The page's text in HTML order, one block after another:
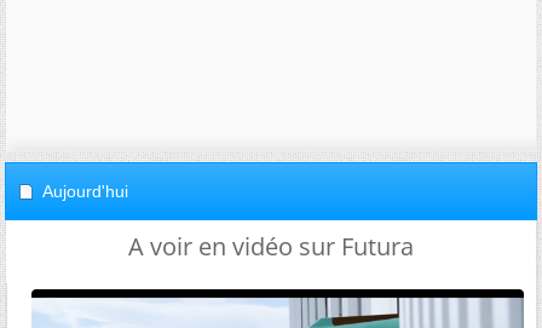
Aujourd'hui
A voir en vidéo sur Futura